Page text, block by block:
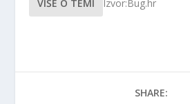
VIŠE O TEMI Izvor:Bug.hr
SHARE: